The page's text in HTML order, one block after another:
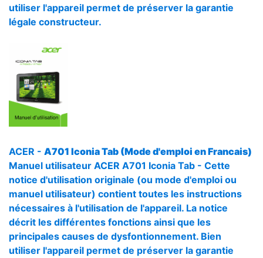
utiliser l'appareil permet de préserver la garantie
légale constructeur.
ACER - A701 Iconia Tab (Mode d'emploi en Francais)
Manuel utilisateur ACER A701 Iconia Tab - Cette
notice d'utilisation originale (ou mode d'emploi ou
manuel utilisateur) contient toutes les instructions
nécessaires à l'utilisation de l'appareil. La notice
décrit les différentes fonctions ainsi que les
principales causes de dysfontionnement. Bien
utiliser l'appareil permet de préserver la garantie